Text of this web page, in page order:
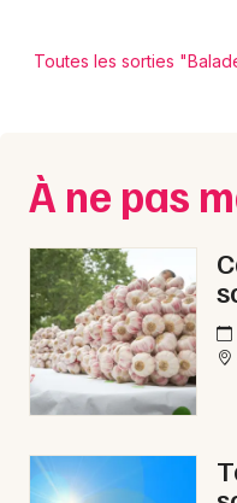
Toutes les sorties
À ne pas